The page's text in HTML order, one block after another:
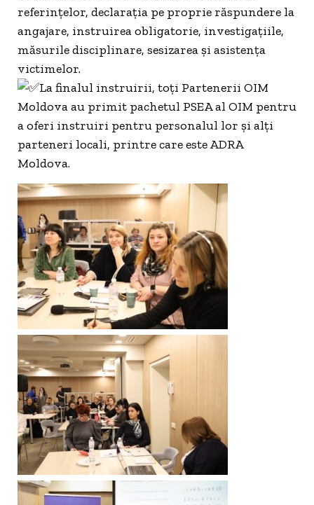
referințelor, declarația pe proprie răspundere la
angajare, instruirea obligatorie, investigațiile,
măsurile disciplinare, sesizarea și asistența
victimelor.
La finalul instruirii, toți Partenerii OIM
Moldova au primit pachetul PSEA al OIM pentru
a oferi instruiri pentru personalul lor și alți
parteneri locali, printre care este ADRA
Moldova.